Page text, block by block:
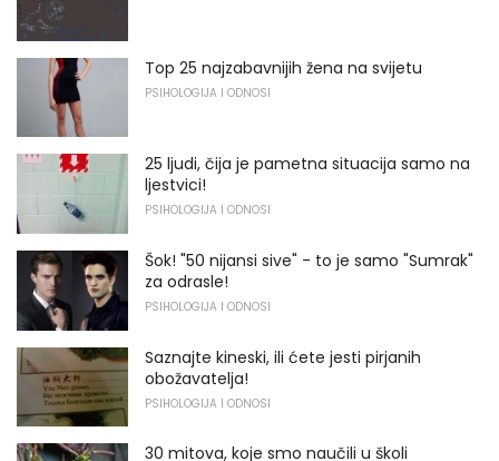
Top 25 najzabavnijih žena na svijetu
PSIHOLOGIJA I ODNOSI
25 ljudi, čija je pametna situacija samo na
ljestvici!
PSIHOLOGIJA I ODNOSI
Šok! "50 nijansi sive" - ​​to je samo "Sumrak"
za odrasle!
PSIHOLOGIJA I ODNOSI
Saznajte kineski, ili ćete jesti pirjanih
obožavatelja!
PSIHOLOGIJA I ODNOSI
30 mitova, koje smo naučili u školi